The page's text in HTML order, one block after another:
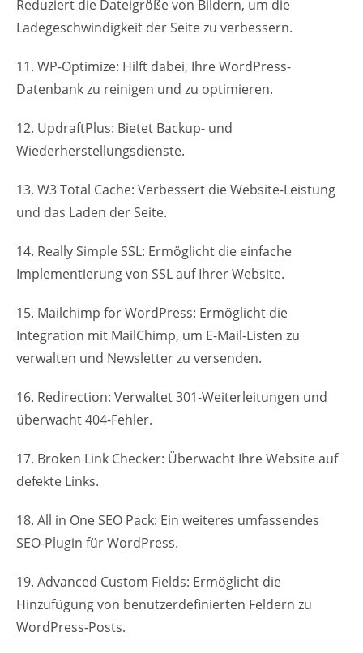
Reduziert die Dateigröße von Bildern, um die
Ladegeschwindigkeit der Seite zu verbessern.
11. WP-Optimize: Hilft dabei, Ihre WordPress-
Datenbank zu reinigen und zu optimieren.
12. UpdraftPlus: Bietet Backup- und
Wiederherstellungsdienste.
13. W3 Total Cache: Verbessert die Website-Leistung
und das Laden der Seite.
14. Really Simple SSL: Ermöglicht die einfache
Implementierung von SSL auf Ihrer Website.
15. Mailchimp for WordPress: Ermöglicht die
Integration mit MailChimp, um E-Mail-Listen zu
verwalten und Newsletter zu versenden.
16. Redirection: Verwaltet 301-Weiterleitungen und
überwacht 404-Fehler.
17. Broken Link Checker: Überwacht Ihre Website auf
defekte Links.
18. All in One SEO Pack: Ein weiteres umfassendes
SEO-Plugin für WordPress.
19. Advanced Custom Fields: Ermöglicht die
Hinzufügung von benutzerdefinierten Feldern zu
WordPress-Posts.